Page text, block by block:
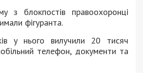
з блокпостів правоохоронці
фігуранта.
у нього вилучили 20 тисяч
телефон, документи та